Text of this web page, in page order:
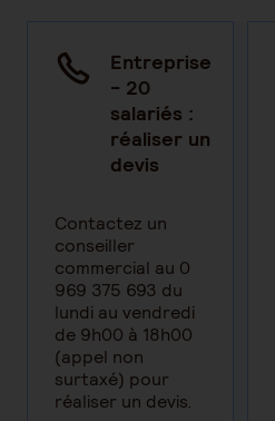
Entreprise
- 20
salariés :
réaliser un
devis
Contactez un
conseiller
commercial au 0
969 375 693 du
lundi au vendredi
de 9h00 à 18h00
(appel non
surtaxé) pour
réaliser un devis.